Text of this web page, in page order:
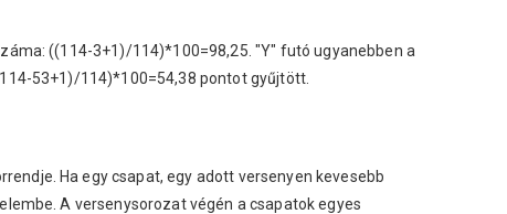
((114-3+1)/114)*100=98,25. "Y" futó ugyanebben a
53+1)/114)*100=54,38 pontot gyűjtött.
Ha egy csapat, egy adott versenyen kevesebb
A versenysorozat végén a csapatok egyes